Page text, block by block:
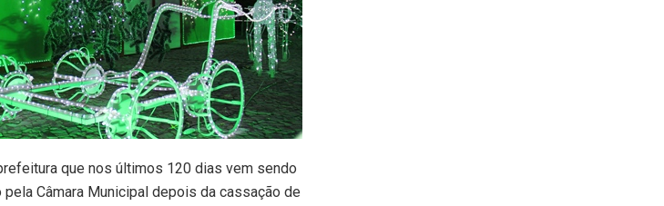
que nos últimos 120 dias vem sendo
Câmara Municipal depois da cassação de